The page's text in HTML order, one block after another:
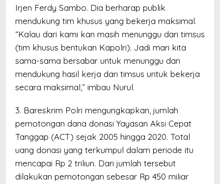
Irjen Ferdy Sambo. Dia berharap publik
mendukung tim khusus yang bekerja maksimal.
“Kalau dari kami kan masih menunggu dari timsus
(tim khusus bentukan Kapolri). Jadi mari kita
sama-sama bersabar untuk menunggu dan
mendukung hasil kerja dari timsus untuk bekerja
secara maksimal,” imbau Nurul.
3. Bareskrim Polri mengungkapkan, jumlah
pemotongan dana donasi Yayasan Aksi Cepat
Tanggap (ACT) sejak 2005 hingga 2020. Total
uang donasi yang terkumpul dalam periode itu
mencapai Rp 2 triliun. Dari jumlah tersebut
dilakukan pemotongan sebesar Rp 450 miliar